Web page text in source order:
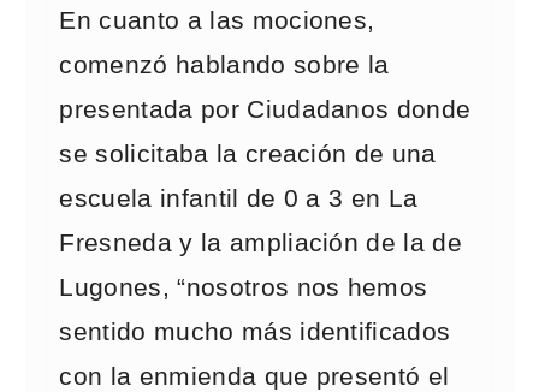
En cuanto a las mociones,
comenzó hablando sobre la
presentada por Ciudadanos donde
se solicitaba la creación de una
escuela infantil de 0 a 3 en La
Fresneda y la ampliación de la de
Lugones, “nosotros nos hemos
sentido mucho más identificados
con la enmienda que presentó el